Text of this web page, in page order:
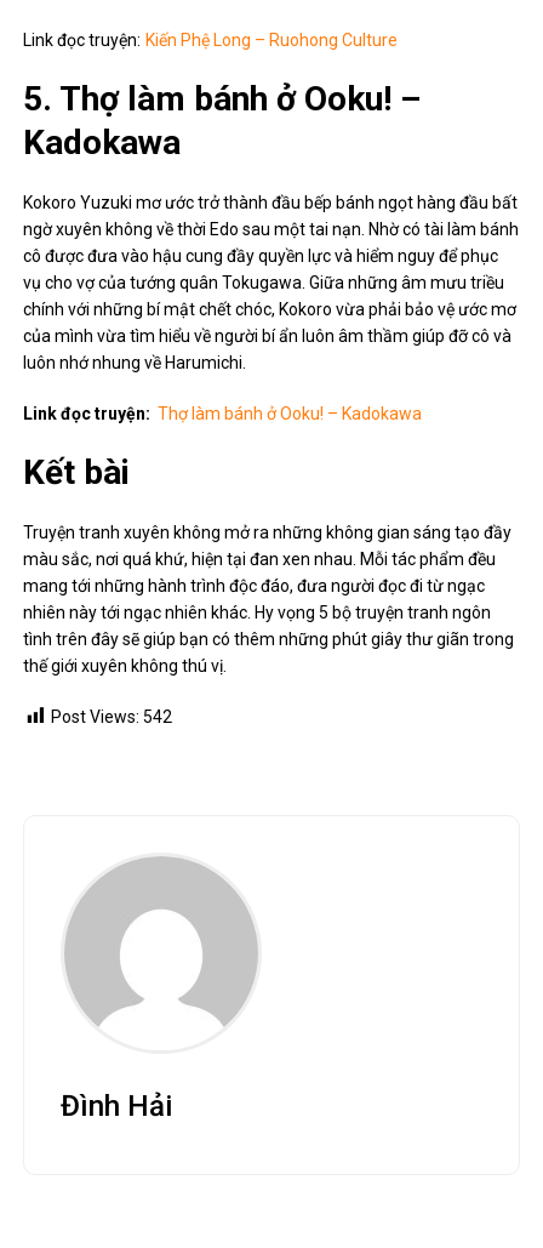
Link đọc truyện: Kiến Phệ Long – Ruohong Culture
5. Thợ làm bánh ở Ooku! –
Kadokawa
Kokoro Yuzuki mơ ước trở thành đầu bếp bánh ngọt hàng đầu bất
ngờ xuyên không về thời Edo sau một tai nạn. Nhờ có tài làm bánh
cô được đưa vào hậu cung đầy quyền lực và hiểm nguy để phục
vụ cho vợ của tướng quân Tokugawa. Giữa những âm mưu triều
chính với những bí mật chết chóc, Kokoro vừa phải bảo vệ ước mơ
của mình vừa tìm hiểu về người bí ẩn luôn âm thầm giúp đỡ cô và
luôn nhớ nhung về Harumichi.
Link đọc truyện:Thợ làm bánh ở Ooku! – Kadokawa
Kết bài
Truyện tranh xuyên không mở ra những không gian sáng tạo đầy
màu sắc, nơi quá khứ, hiện tại đan xen nhau. Mỗi tác phẩm đều
mang tới những hành trình độc đáo, đưa người đọc đi từ ngạc
nhiên này tới ngạc nhiên khác. Hy vọng 5 bộ truyện tranh ngôn
tình trên đây sẽ giúp bạn có thêm những phút giây thư giãn trong
thế giới xuyên không thú vị.
Post Views: 542
Đình Hải